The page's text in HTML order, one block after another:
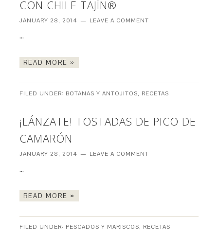
CON CHILE TAJÍN®
JANUARY 28, 2014 LEAVE A COMMENT
…
READ MORE »
FILED UNDER: BOTANAS Y ANTOJITOS, RECETAS
¡LÁNZATE! TOSTADAS DE PICO DE
CAMARÓN
JANUARY 28, 2014 LEAVE A COMMENT
…
READ MORE »
FILED UNDER: PESCADOS Y MARISCOS, RECETAS